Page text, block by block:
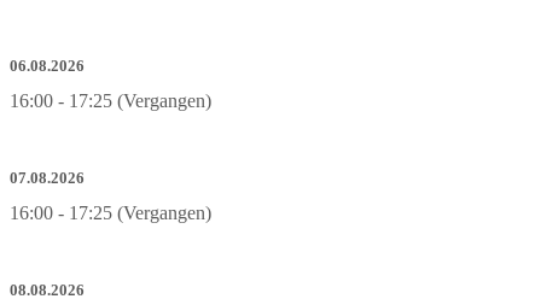
06.08.2026
16:00 - 17:25 (Vergangen)
07.08.2026
16:00 - 17:25 (Vergangen)
08.08.2026